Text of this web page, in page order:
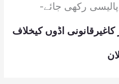
رکھی جائے-
کاغیرقانونی اڈوں کیخلاف